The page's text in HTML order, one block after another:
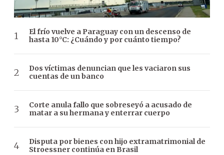
El frío vuelve a Paraguay con un descenso de
hasta 10°C: ¿Cuándo y por cuánto tiempo?
Dos víctimas denuncian que les vaciaron sus
cuentas de un banco
Corte anula fallo que sobreseyó a acusado de
matar a su hermana y enterrar cuerpo
Disputa por bienes con hijo extramatrimonial de
Stroessner continúa en Brasil